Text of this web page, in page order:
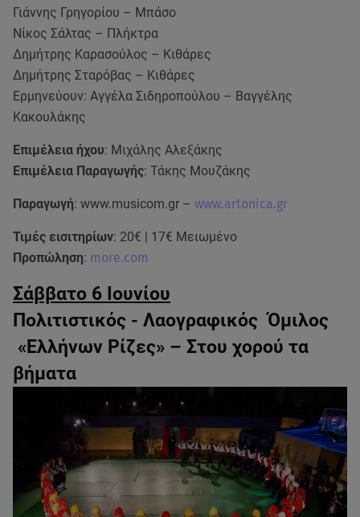
Γιάννης Γρηγορίου – Μπάσο
Νίκος Σάλτας – Πλήκτρα
Δημήτρης Καρασούλος – Κιθάρες
Δημήτρης Σταρόβας – Κιθάρες
Ερμηνεύουν: Αγγέλα Σιδηροπούλου – Βαγγέλης
Κακουλάκης
Επιμέλεια ήχου: Μιχάλης Αλεξάκης
Επιμέλεια Παραγωγής: Τάκης Μουζάκης
Παραγωγή: www.musicom.gr – www.artonica.gr
Τιμές εισιτηρίων: 20€ | 17€ Μειωμένο
Προπώληση: more.com
Σάββατο 6 Ιουνίου
Πολιτιστικός - Λαογραφικός Όμιλος
«Ελλήνων Ρίζες» – Στου χορού τα
βήματα